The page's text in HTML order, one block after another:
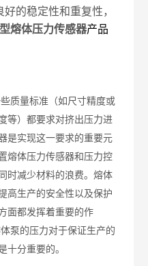
好的稳定性和重复性，
熔体压力传感器产品
质量标准（如尺寸精度或
等）都要求对挤出压力进
是实现这一要求的重要元
熔体压力传感器和压力控
时减少材料的浪费。熔体
高生产的安全性以及保护
面都发挥着重要的作
泵的压力对于保证生产的
十分重要的。